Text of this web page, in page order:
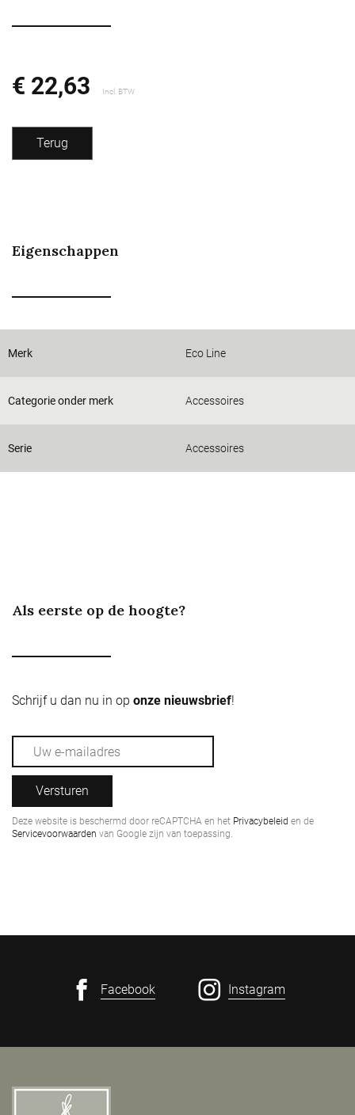
€ 22,63 Incl. BTW
Terug
Eigenschappen
Merk Eco Line
Categorie onder merk Accessoires
Serie Accessoires
Als eerste op de hoogte?
Schrijf u dan nu in op onze nieuwsbrief!
Versturen
Deze website is beschermd door reCAPTCHA en het Privacybeleid en de
Servicevoorwaarden van Google zijn van toepassing.
Facebook Instagram